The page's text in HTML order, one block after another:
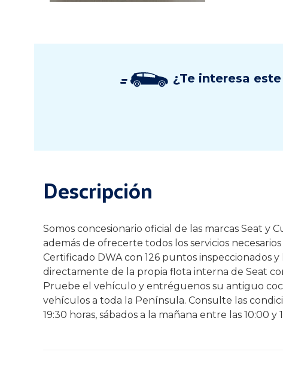
¿Te interesa
Descripción
Somos concesionario oficial de las marcas Seat y
además de ofrecerte todos los servicios
Certificado DWA con 126 puntos
directamente de la propia flota interna de Seat
Pruebe el vehículo y entréguenos su antiguo
vehículos a toda la Península. Consulte las
19:30 horas, sábados a la mañana entre las 10:00